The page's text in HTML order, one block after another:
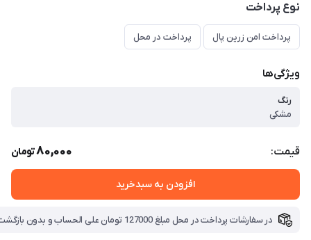
نوع پرداخت
پرداخت امن زرین پال پرداخت در محل
ویژگی‌ها
رنگ
مشکی
قیمت: 80,000تومان
افزودن به سبدخرید
در سفارشات پرداخت در محل مبلغ 127000 تومان علی الحساب و بدون بازگشت بابت هزینه ارسال دریافت میگردد